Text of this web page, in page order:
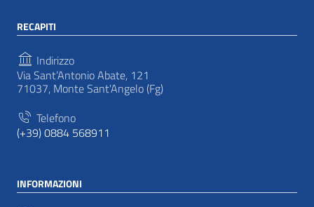
RECAPITI
Indirizzo
Via Sant’Antonio Abate, 121
71037, Monte Sant'Angelo (Fg)
Telefono
(+39) 0884 568911
INFORMAZIONI